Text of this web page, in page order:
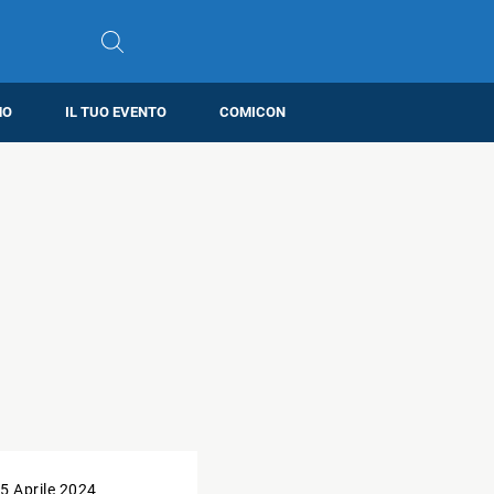
IL TUO EVENTO COMICON